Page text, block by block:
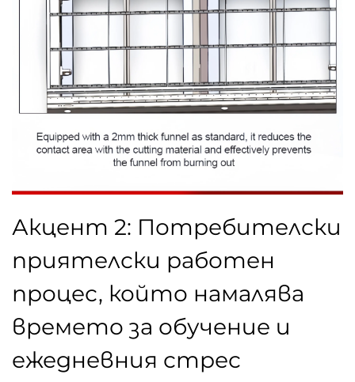
Акцент 2: Потребителски
приятелски работен
процес, който намалява
времето за обучение и
ежедневния стрес